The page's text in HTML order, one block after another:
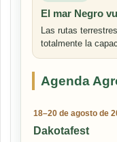
El mar Negro
Las rutas
totalmente la
Agenda
18–20 de agosto de
Dakotafest